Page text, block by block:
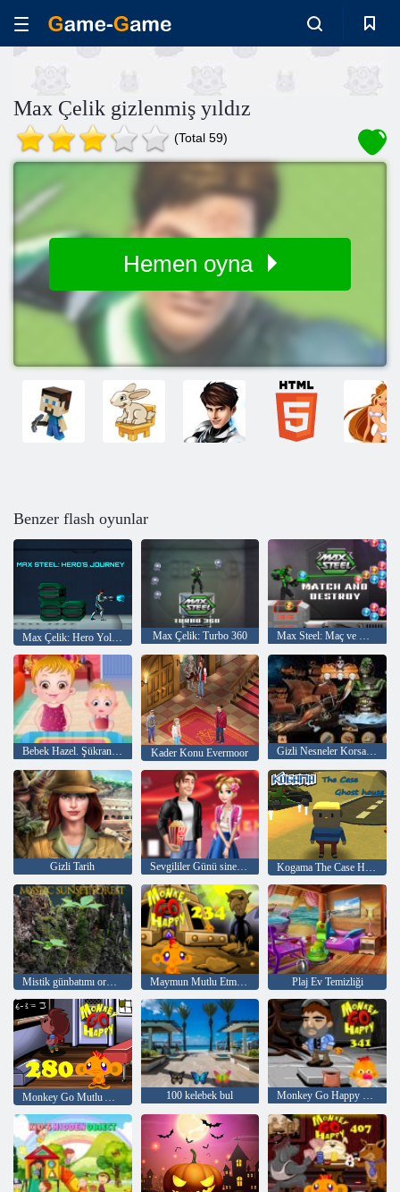
Max Çelik gizlenmiş yıldız
(Total 59)
Hemen oyna
Benzer flash oyunlar
Max Çelik: Hero Yolculuğu Max Çelik: Turbo 360 Max Steel: Maç ve Destroy
Bebek Hazel. Şükran eğlenceli Kader Konu Evermoor Gizli Nesneler Korsan Hazine
Gizli Tarih Sevgililer Günü sineması Kogama The Case Hayalet evi
Mistik günbatımı ormanı Maymun Mutlu Etme Aşaması 234 Plaj Ev Temizliği
100 kelebek bul Monkey Go Happy Stage 341